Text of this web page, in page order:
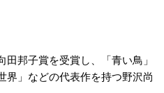
田邦子賞を受賞し、「青い鳥」
界」などの代表作を持つ野沢尚